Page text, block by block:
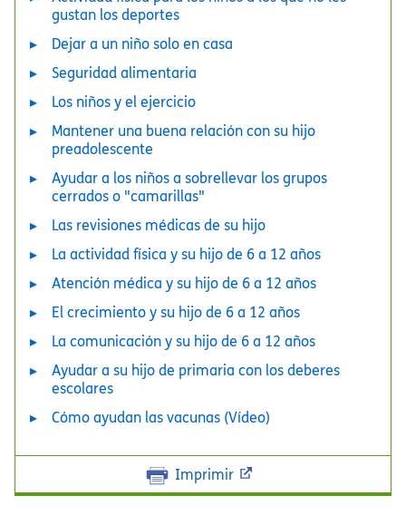
gustan los deportes
Dejar a un niño solo en casa
Seguridad alimentaria
Los niños y el ejercicio
Mantener una buena relación con su hijo
preadolescente
Ayudar a los niños a sobrellevar los grupos
cerrados o "camarillas"
Las revisiones médicas de su hijo
La actividad física y su hijo de 6 a 12 años
Atención médica y su hijo de 6 a 12 años
El crecimiento y su hijo de 6 a 12 años
La comunicación y su hijo de 6 a 12 años
Ayudar a su hijo de primaria con los deberes
escolares
Cómo ayudan las vacunas (Vídeo)
Imprimir